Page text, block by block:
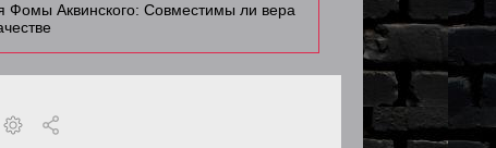
Фомы Аквинского: Совместимы ли вера